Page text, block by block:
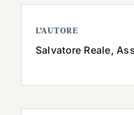
L’AUTORE
Salvatore Reale,